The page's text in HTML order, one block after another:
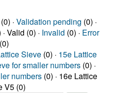
· Validation pending (0) ·
Valid (0) · Invalid (0) · Error
(0)
Sieve (0) · 15e Lattice
for smaller numbers (0) ·
numbers (0) · 16e Lattice
V5 (0)